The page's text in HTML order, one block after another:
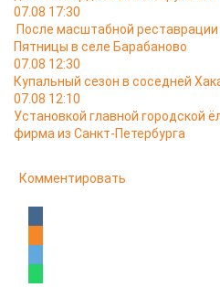
07.08 17:30
После масштабной
Пятницы в селе Барабаново
07.08 12:30
Купальный сезон в соседней
07.08 12:10
Установкой главной городской
фирма из Санкт-Петербурга
Комментировать